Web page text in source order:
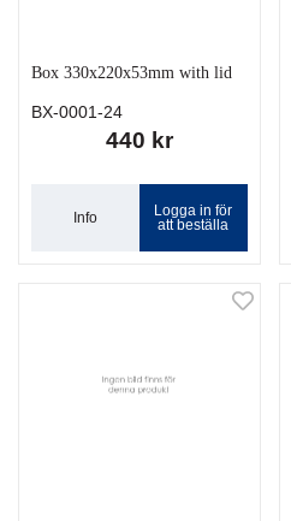
Box 330x220x53mm with lid
BX-0001-24
440 kr
Info
Logga in för
att beställa